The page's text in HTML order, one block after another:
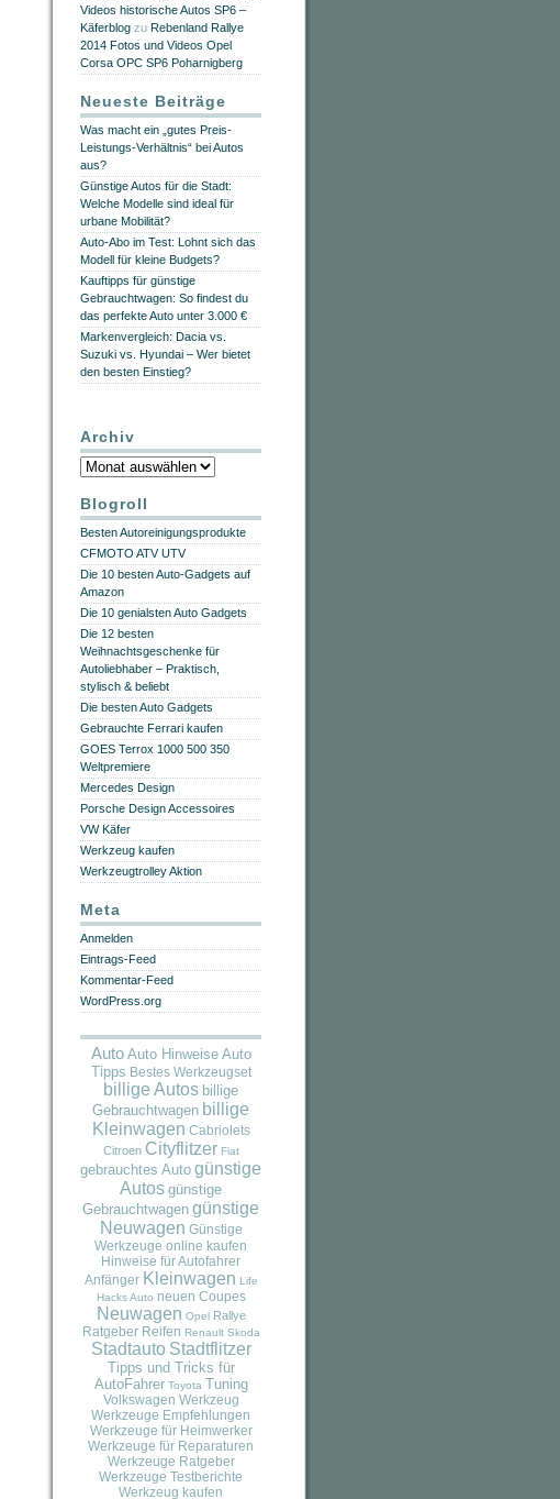
Videos historische Autos SP6 –
Käferblog zu Rebenland Rallye
2014 Fotos und Videos Opel
Corsa OPC SP6 Poharnigberg
Neueste Beiträge
Was macht ein „gutes Preis-
Leistungs-Verhältnis“ bei Autos
aus?
Günstige Autos für die Stadt:
Welche Modelle sind ideal für
urbane Mobilität?
Auto-Abo im Test: Lohnt sich das
Modell für kleine Budgets?
Kauftipps für günstige
Gebrauchtwagen: So findest du
das perfekte Auto unter 3.000 €
Markenvergleich: Dacia vs.
Suzuki vs. Hyundai – Wer bietet
den besten Einstieg?
Archiv
Archiv
Blogroll
Besten Autoreinigungsprodukte
CFMOTO ATV UTV
Die 10 besten Auto-Gadgets auf
Amazon
Die 10 genialsten Auto Gadgets
Die 12 besten
Weihnachtsgeschenke für
Autoliebhaber – Praktisch,
stylisch & beliebt
Die besten Auto Gadgets
Gebrauchte Ferrari kaufen
GOES Terrox 1000 500 350
Weltpremiere
Mercedes Design
Porsche Design Accessoires
VW Käfer
Werkzeug kaufen
Werkzeugtrolley Aktion
Meta
Anmelden
Eintrags-Feed
Kommentar-Feed
WordPress.org
Auto Auto Hinweise Auto
Tipps Bestes Werkzeugset
billige Autos billige
Gebrauchtwagen billige
Kleinwagen Cabriolets
Citroen Cityflitzer Fiat
gebrauchtes Auto günstige
Autos günstige
Gebrauchtwagen günstige
Neuwagen Günstige
Werkzeuge online kaufen
Hinweise für Autofahrer
Anfänger Kleinwagen Life
Hacks Auto neuen Coupes
Neuwagen Opel Rallye
Ratgeber Reifen Renault Skoda
Stadtauto Stadtflitzer
Tipps und Tricks für
AutoFahrer Toyota Tuning
Volkswagen Werkzeug
Werkzeuge Empfehlungen
Werkzeuge für Heimwerker
Werkzeuge für Reparaturen
Werkzeuge Ratgeber
Werkzeuge Testberichte
Werkzeug kaufen